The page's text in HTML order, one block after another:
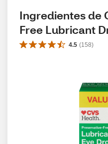
Ingredientes de
Free Lubricant
4.5 (158)